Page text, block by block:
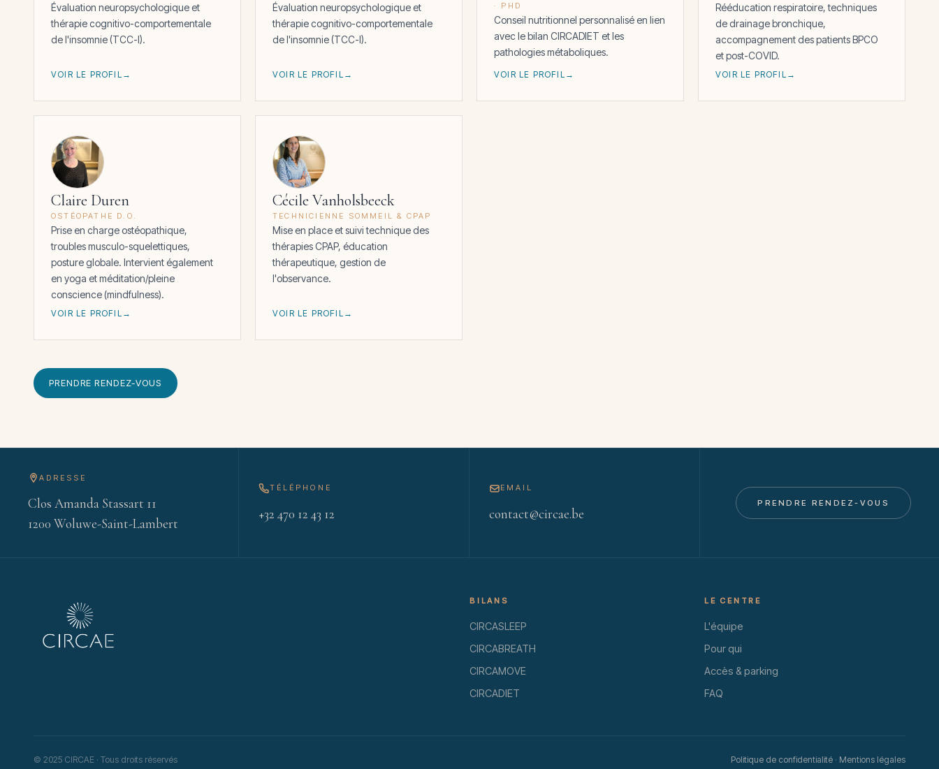
Évaluation neuropsychologique et
thérapie cognitivo-comportementale
de l'insomnie (TCC-I).
VOIR LE PROFIL
Évaluation neuropsychologique et
thérapie cognitivo-comportementale
de l'insomnie (TCC-I).
VOIR LE PROFIL
· PHD
Conseil nutritionnel personnalisé en lien
avec le bilan CIRCADIET et les
pathologies métaboliques.
VOIR LE PROFIL
Rééducation respiratoire, techniques
de drainage bronchique,
accompagnement des patients BPCO
et post-COVID.
VOIR LE PROFIL
Claire Duren
OSTÉOPATHE D.O.
Prise en charge ostéopathique,
troubles musculo-squelettiques,
posture globale. Intervient également
en yoga et méditation/pleine
conscience (mindfulness).
VOIR LE PROFIL
Cécile Vanholsbeeck
TECHNICIENNE SOMMEIL & CPAP
Mise en place et suivi technique des
thérapies CPAP, éducation
thérapeutique, gestion de
l'observance.
VOIR LE PROFIL
PRENDRE RENDEZ-VOUS
ADRESSE
Clos Amanda Stassart 11
1200 Woluwe-Saint-Lambert
TÉLÉPHONE
+32 470 12 43 12
EMAIL
contact@circae.be
PRENDRE RENDEZ-VOUS
BILANS
CIRCASLEEP
CIRCABREATH
CIRCAMOVE
CIRCADIET
LE CENTRE
L'équipe
Pour qui
Accès & parking
FAQ
© 2025 CIRCAE · Tous droits réservés Politique de confidentialité · Mentions légales